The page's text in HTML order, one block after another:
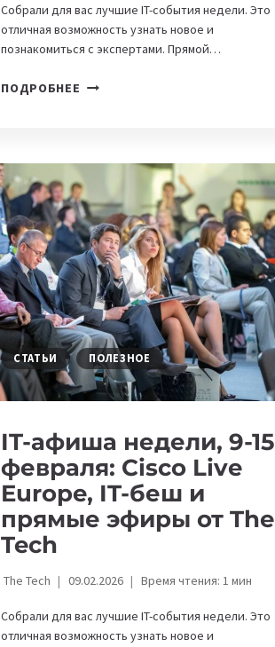
Собрали для вас лучшие IT-события недели. Это
отличная возможность узнать новое и
познакомиться с экспертами. Прямой…
ПОДРОБНЕЕ IT-
ФЕВРАЛЯ-1
МАРТА:
PRODUCT
MASTERS
MEETUP
И
ПРАКТИКА
VIBE-
CODING
СТАТЬИ ПОЛЕЗНОЕ
IT-афиша недели, 9-15
февраля: Cisco Live
Europe, IT-беш и
прямые эфиры от The
Tech
The Tech 09.02.2026 Время чтения: 1мин
Собрали для вас лучшие IT-события недели. Это
отличная возможность узнать новое и